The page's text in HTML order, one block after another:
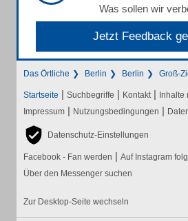
Was sollen wir
Jetzt Feedback
Das Örtliche Berlin Berlin Groß-
Startseite | Suchbegriffe | Kontakt | Inhalte
Impressum | Nutzungsbedingungen |
Datenschutz-Einstellungen
Facebook - Fan werden | Auf Instagram
Über den Messenger suchen
Zur Desktop-Seite wechseln